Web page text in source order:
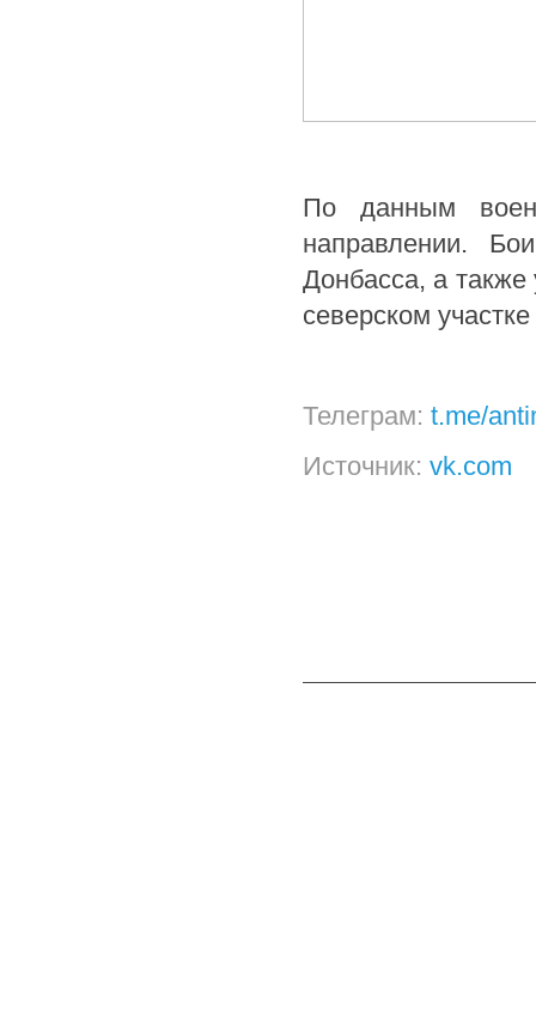
По данным
направлении.
Донбасса, а также
северском
Телеграм: t.me/
Источник: vk.com